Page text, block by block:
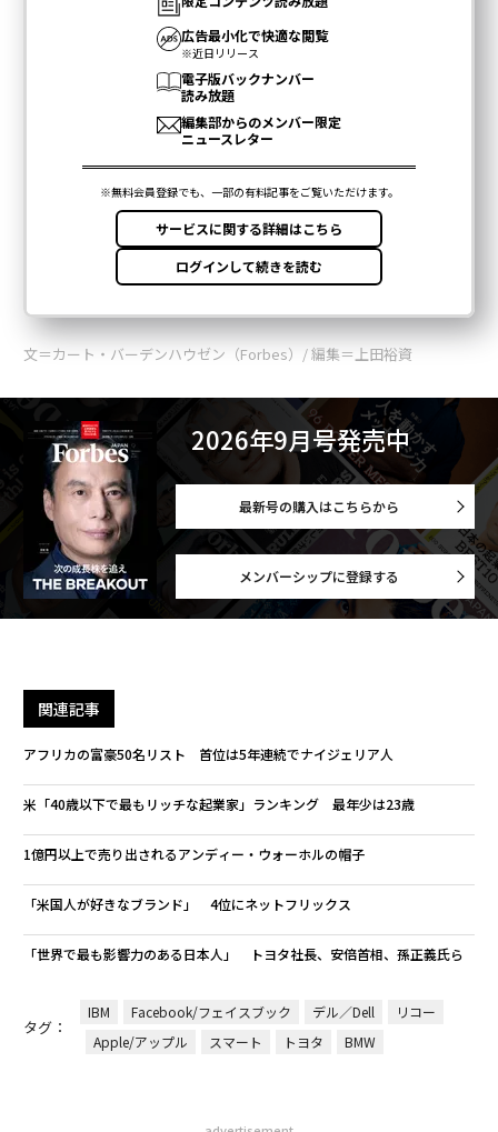
文＝カート・バーデンハウゼン（Forbes）/ 編集＝上田裕資
2026年9月号発売中
最新号の購入はこちらから
メンバーシップに登録する
関連記事
アフリカの富豪50名リスト 首位は5年連続でナイジェリア人
米「40歳以下で最もリッチな起業家」ランキング 最年少は23歳
1億円以上で売り出されるアンディー・ウォーホルの帽子
「米国人が好きなブランド」 4位にネットフリックス
「世界で最も影響力のある日本人」 トヨタ社長、安倍首相、孫正義氏ら
タグ：
IBM Facebook/フェイスブック デル／Dell
リコー
Apple/アップル
スマート トヨタ BMW